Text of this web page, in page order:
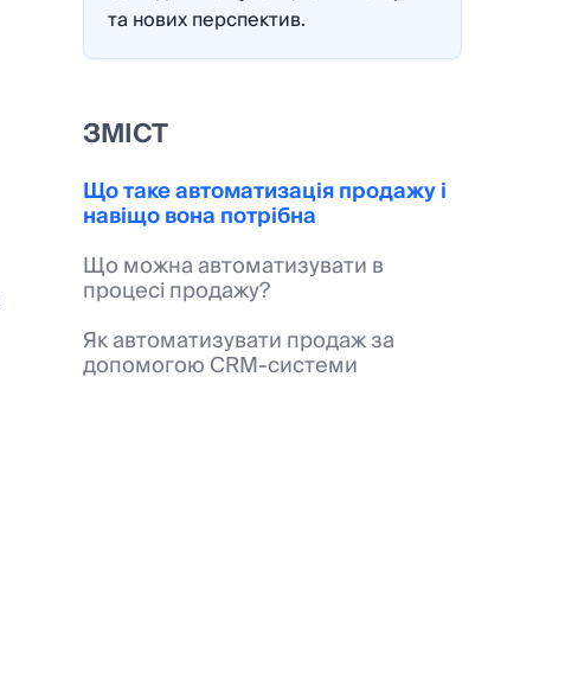
та нових перспектив.
ЗМІСТ
Що таке автоматизація продажу і
навіщо вона потрібна
Що можна автоматизувати в
процесі продажу?
Як автоматизувати продаж за
допомогою CRM-системи